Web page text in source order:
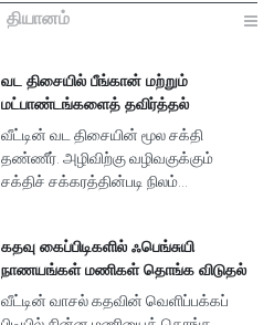
தியானம்
வட திசையில் பீங்கான் மற்றும்
மட்பாண்டங்களைத் தவிர்த்தல்
வீட்டின் வட திசையின் மூல சக்தி
தண்ணீர். அழிவிற்கு வழிவகுக்கும்
சக்திச் சக்கரத்தின்படி நிலம்...
கதவு கைப்பிடிகளில் ஃபெங்சுயி
நாணயங்கள் மணிகள் தொங்க விடுதல்
வீட்டின் வாசல் கதவின் வெளிப்பக்கப்